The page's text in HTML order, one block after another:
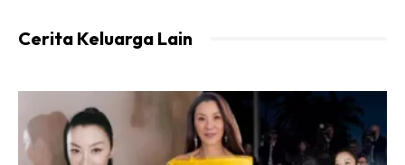
Cerita Keluarga Lain